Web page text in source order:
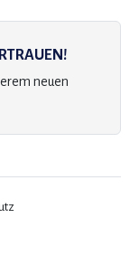
neuen